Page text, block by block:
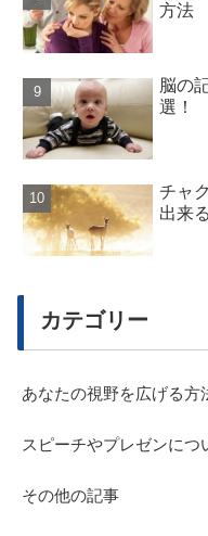
方法
脳の
選！
チャ
出来
カテゴリー
あなたの視野を広げる方
スピーチやプレゼンにつ
その他の記事